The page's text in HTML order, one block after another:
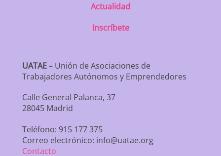
Actualidad
Inscríbete
UATAE– Unión de Asociaciones de
Trabajadores Autónomos y Emprendedores
Calle General Palanca, 37
28045 Madrid
Teléfono: 915 177 375
Correo electrónico: info@uatae.org
Contacto